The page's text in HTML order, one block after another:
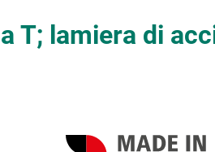
T; lamiera di